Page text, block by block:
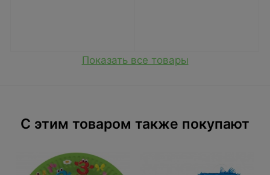
Показать все товары
C этим товаром также покупают